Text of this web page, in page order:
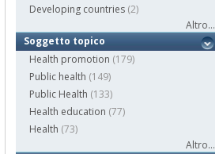
Developing countries (2)
Altro...
Soggetto topico
Health promotion (179)
Public health (149)
Public Health (133)
Health education (77)
Health (73)
Altro...